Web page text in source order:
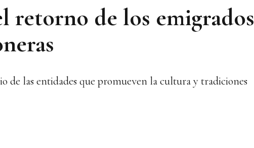
retorno de los emigrados
de las entidades que promueven la cultura y tradiciones